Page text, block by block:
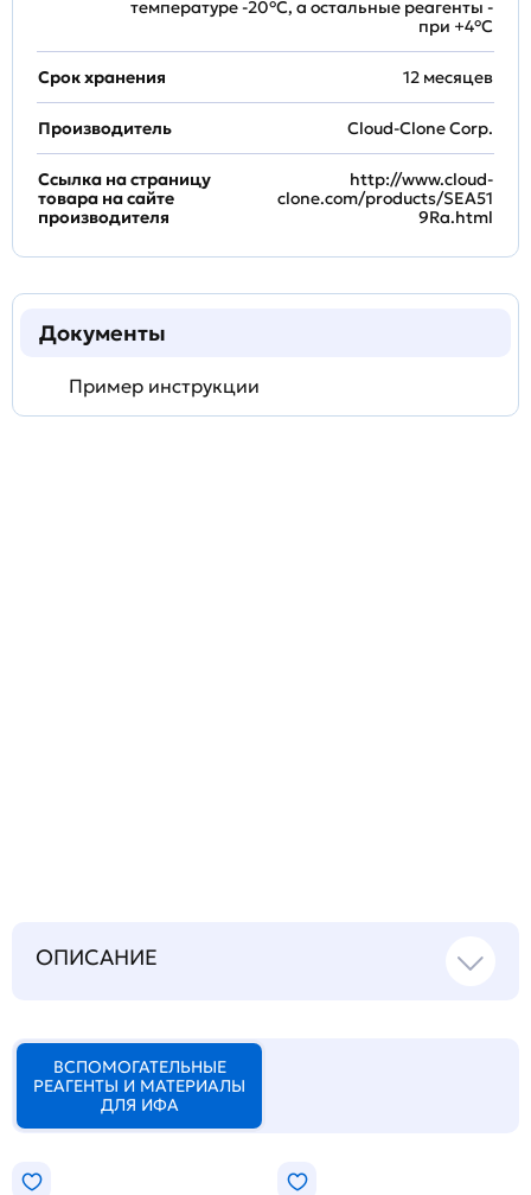
температуре -20°C, а остальные реагенты -
при +4°С
Срок хранения 12 месяцев
Производитель Cloud-Clone Corp.
Ссылка на страницу
товара на сайте
производителя
http://www.cloud-
clone.com/products/SEA51
9Ra.html
Документы
Пример инструкции
ОПИСАНИЕ
ВСПОМОГАТЕЛЬНЫЕ
РЕАГЕНТЫ И МАТЕРИАЛЫ
ДЛЯ ИФА